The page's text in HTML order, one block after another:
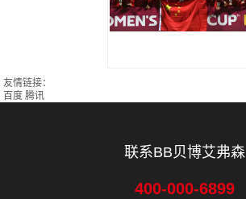
友情链接：
百度 腾讯
联系BB贝博艾弗森
400-000-6899